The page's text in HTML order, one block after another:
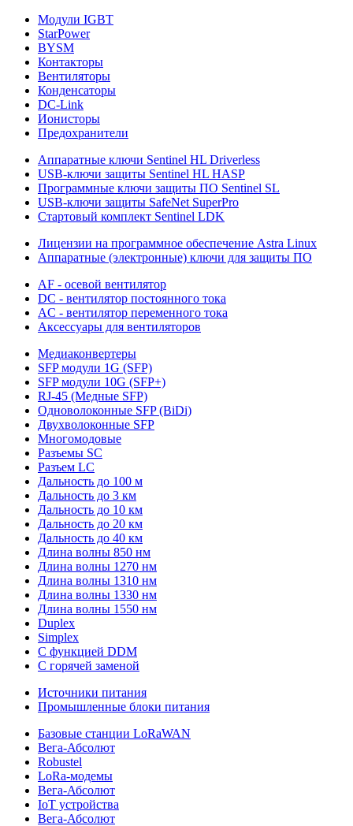
Модули IGBT
StarPower
BYSM
Контакторы
Вентиляторы
Конденсаторы
DC-Link
Ионисторы
Предохранители
Аппаратные ключи Sentinel HL Driverless
USB-ключи защиты Sentinel HL HASP
Программные ключи защиты ПО Sentinel SL
USB-ключи защиты SafeNet SuperPro
Стартовый комплект Sentinel LDK
Лицензии на программное обеспечение Astra Linux
Аппаратные (электронные) ключи для защиты ПО
AF - осевой вентилятор
DC - вентилятор постоянного тока
AC - вентилятор переменного тока
Аксессуары для вентиляторов
Медиаконвертеры
SFP модули 1G (SFP)
SFP модули 10G (SFP+)
RJ-45 (Медные SFP)
Одноволоконные SFP (BiDi)
Двухволоконные SFP
Многомодовые
Разъемы SC
Разъем LC
Дальность до 100 м
Дальность до 3 км
Дальность до 10 км
Дальность до 20 км
Дальность до 40 км
Длина волны 850 нм
Длина волны 1270 нм
Длина волны 1310 нм
Длина волны 1330 нм
Длина волны 1550 нм
Duplex
Simplex
С функцией DDM
С горячей заменой
Источники питания
Промышленные блоки питания
Базовые станции LoRaWAN
Вега-Абсолют
Robustel
LoRa-модемы
Вега-Абсолют
IoT устройства
Вега-Абсолют